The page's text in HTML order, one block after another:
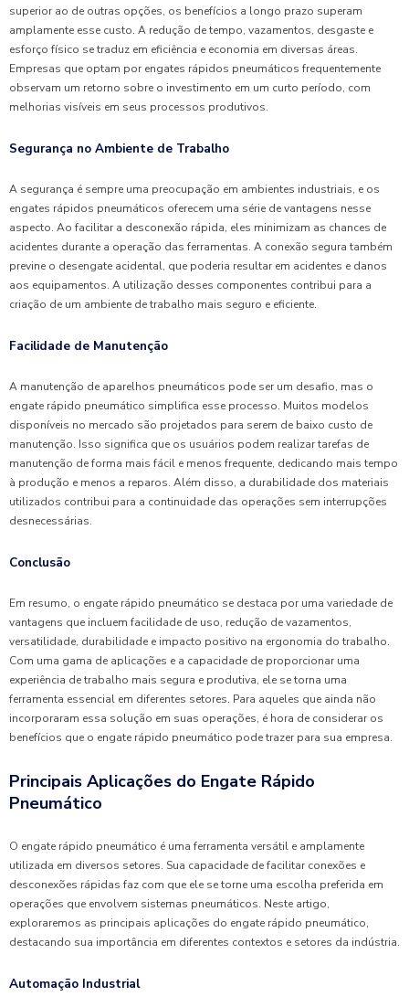
superior ao de outras opções, os benefícios a longo prazo superam
amplamente esse custo. A redução de tempo, vazamentos, desgaste e
esforço físico se traduz em eficiência e economia em diversas áreas.
Empresas que optam por engates rápidos pneumáticos frequentemente
observam um retorno sobre o investimento em um curto período, com
melhorias visíveis em seus processos produtivos.
Segurança no Ambiente de Trabalho
A segurança é sempre uma preocupação em ambientes industriais, e os
engates rápidos pneumáticos oferecem uma série de vantagens nesse
aspecto. Ao facilitar a desconexão rápida, eles minimizam as chances de
acidentes durante a operação das ferramentas. A conexão segura também
previne o desengate acidental, que poderia resultar em acidentes e danos
aos equipamentos. A utilização desses componentes contribui para a
criação de um ambiente de trabalho mais seguro e eficiente.
Facilidade de Manutenção
A manutenção de aparelhos pneumáticos pode ser um desafio, mas o
engate rápido pneumático simplifica esse processo. Muitos modelos
disponíveis no mercado são projetados para serem de baixo custo de
manutenção. Isso significa que os usuários podem realizar tarefas de
manutenção de forma mais fácil e menos frequente, dedicando mais tempo
à produção e menos a reparos. Além disso, a durabilidade dos materiais
utilizados contribui para a continuidade das operações sem interrupções
desnecessárias.
Conclusão
Em resumo, o engate rápido pneumático se destaca por uma variedade de
vantagens que incluem facilidade de uso, redução de vazamentos,
versatilidade, durabilidade e impacto positivo na ergonomia do trabalho.
Com uma gama de aplicações e a capacidade de proporcionar uma
experiência de trabalho mais segura e produtiva, ele se torna uma
ferramenta essencial em diferentes setores. Para aqueles que ainda não
incorporaram essa solução em suas operações, é hora de considerar os
benefícios que o engate rápido pneumático pode trazer para sua empresa.
Principais Aplicações do Engate Rápido
Pneumático
O engate rápido pneumático é uma ferramenta versátil e amplamente
utilizada em diversos setores. Sua capacidade de facilitar conexões e
desconexões rápidas faz com que ele se torne uma escolha preferida em
operações que envolvem sistemas pneumáticos. Neste artigo,
exploraremos as principais aplicações do engate rápido pneumático,
destacando sua importância em diferentes contextos e setores da indústria.
Automação Industrial